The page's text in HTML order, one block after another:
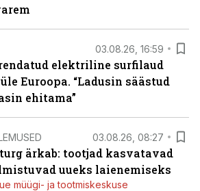
03.08.26, 16:59
elektriline surfilaud
Euroopa. “Ladusin säästud
ehitama”
03.08.26, 08:27
ärkab: tootjad kasvatavad
uueks laienemiseks
müügi- ja tootmiskeskuse